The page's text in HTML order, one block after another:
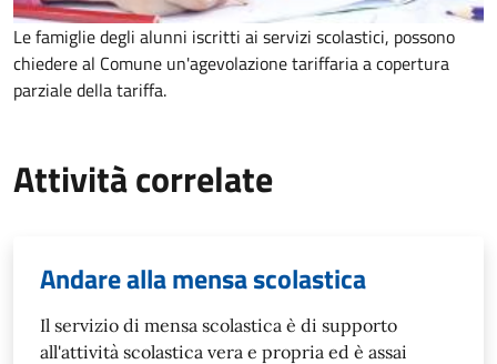
Le famiglie degli alunni iscritti ai servizi scolastici, possono
chiedere al Comune un'agevolazione tariffaria a copertura
parziale della tariffa.
Attività correlate
Andare alla mensa scolastica
Il servizio di mensa scolastica è di supporto
all'attività scolastica vera e propria ed è assai